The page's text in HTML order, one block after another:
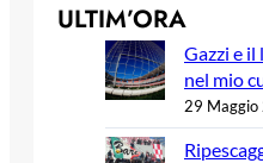
ULTIM’ORA
Gazzi e il
nel mio
29 Maggio